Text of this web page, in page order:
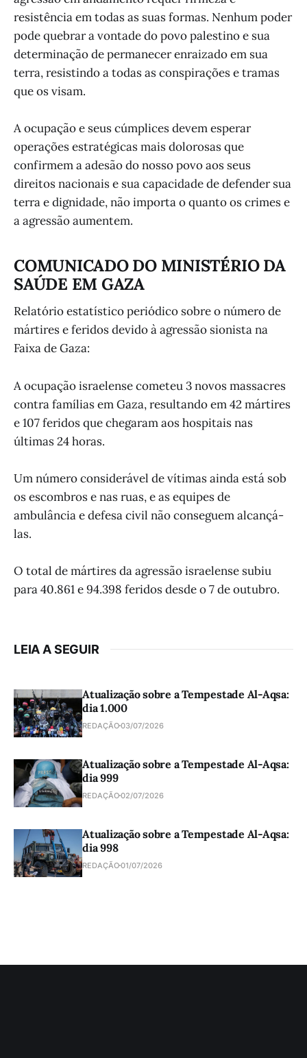
resistência em todas as suas formas. Nenhum poder
pode quebrar a vontade do povo palestino e sua
determinação de permanecer enraizado em sua
terra, resistindo a todas as conspirações e tramas
que os visam.
A ocupação e seus cúmplices devem esperar
operações estratégicas mais dolorosas que
confirmem a adesão do nosso povo aos seus
direitos nacionais e sua capacidade de defender sua
terra e dignidade, não importa o quanto os crimes e
a agressão aumentem.
COMUNICADO DO MINISTÉRIO DA
SAÚDE EM GAZA
Relatório estatístico periódico sobre o número de
mártires e feridos devido à agressão sionista na
Faixa de Gaza:
A ocupação israelense cometeu 3 novos massacres
contra famílias em Gaza, resultando em 42 mártires
e 107 feridos que chegaram aos hospitais nas
últimas 24 horas.
Um número considerável de vítimas ainda está sob
os escombros e nas ruas, e as equipes de
ambulância e defesa civil não conseguem alcançá-
las.
O total de mártires da agressão israelense subiu
para 40.861 e 94.398 feridos desde o 7 de outubro.
LEIA A SEGUIR
Atualização sobre a Tempestade Al-Aqsa:
dia 1.000
REDAÇÃO03/07/2026
Atualização sobre a Tempestade Al-Aqsa:
dia 999
REDAÇÃO02/07/2026
Atualização sobre a Tempestade Al-Aqsa:
dia 998
REDAÇÃO01/07/2026